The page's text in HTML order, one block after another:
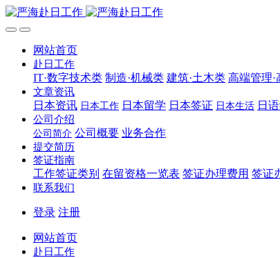
网站首页
赴日工作
IT·数字技术类 制造·机械类 建筑·土木类 高端管理·
文章资讯
日本资讯 日本工作 日本留学 日本签证 日本生活 日
公司介绍
公司简介 公司概要 业务合作
提交简历
签证指南
工作签证类别 在留资格一览表 签证办理费用 签证
联系我们
登录 注册
网站首页
赴日工作